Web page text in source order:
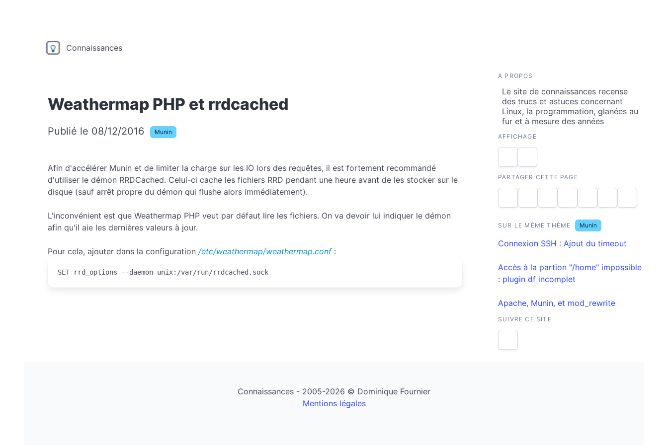
Connaissances
Weathermap PHP et rrdcached
Publié le 08/12/2016 Munin
Afin d'accélérer Munin et de limiter la charge sur les IO lors des requêtes, il est fortement recommandé
d'utiliser le démon RRDCached. Celui-ci cache les fichiers RRD pendant une heure avant de les stocker sur le
disque (sauf arrêt propre du démon qui flushe alors immédiatement).
L'inconvénient est que Weathermap PHP veut par défaut lire les fichiers. On va devoir lui indiquer le démon
afin qu'il aie les dernières valeurs à jour.
Pour cela, ajouter dans la configuration /etc/weathermap/weathermap.conf:
SET rrd_options --daemon unix:/var/run/rrdcached.sock
A PROPOS
Le site de connaissances recense
des trucs et astuces concernant
Linux, la programmation, glanées au
fur et à mesure des années
AFFICHAGE
PARTAGER CETTE PAGE
SUR LE MÊME THÈME Munin
Connexion SSH : Ajout du timeout
Accès à la partion "/​home" impossible
: plugin df incomplet
Apache, Munin, et mod_rewrite
SUIVRE CE SITE
Connaissances - 2005-2026 © Dominique Fournier
Mentions légales